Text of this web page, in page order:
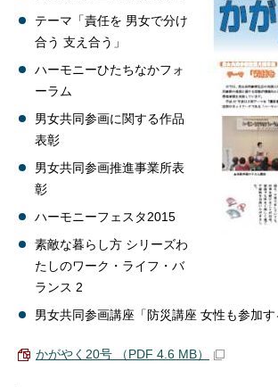
テーマ「責任を 男女で分け
合う 支え合う」
ハーモニーひたちなかフォ
ーラム
男女共同参画に関する作品
表彰
男女共同参画推進事業所表
彰
ハーモニーフェスタ2015
素敵な暮らし方 シリーズわ
たしのワーク・ライフ・バ
ランス 2
男女共同参画講座「防災講座 女性も参加す
かがやく20号 （PDF 4.6 MB）